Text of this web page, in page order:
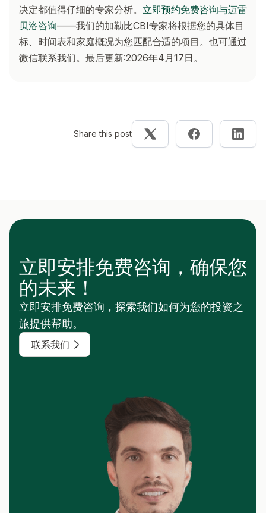
决定都值得仔细的专家分析。 立即预约免费咨询与迈雷
贝洛咨询——我们的加勒比CBI专家将根据您的具体目
标、时间表和家庭概况为您匹配合适的项目。也可通过
微信联系我们。最后更新:2026年4月17日。
Share this post
立即安排免费咨询，确保您
的未来！
立即安排免费咨询，探索我们如何为您的投资之
旅提供帮助。
联系我们